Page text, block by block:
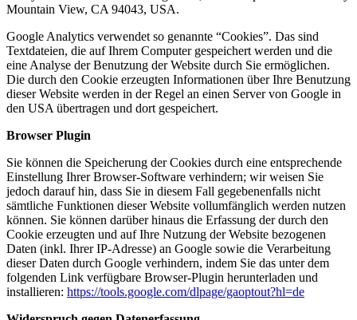
Mountain View, CA 94043, USA.
Google Analytics verwendet so genannte “Cookies”. Das sind
Textdateien, die auf Ihrem Computer gespeichert werden und die
eine Analyse der Benutzung der Website durch Sie ermöglichen.
Die durch den Cookie erzeugten Informationen über Ihre Benutzung
dieser Website werden in der Regel an einen Server von Google in
den USA übertragen und dort gespeichert.
Browser Plugin
Sie können die Speicherung der Cookies durch eine entsprechende
Einstellung Ihrer Browser-Software verhindern; wir weisen Sie
jedoch darauf hin, dass Sie in diesem Fall gegebenenfalls nicht
sämtliche Funktionen dieser Website vollumfänglich werden nutzen
können. Sie können darüber hinaus die Erfassung der durch den
Cookie erzeugten und auf Ihre Nutzung der Website bezogenen
Daten (inkl. Ihrer IP-Adresse) an Google sowie die Verarbeitung
dieser Daten durch Google verhindern, indem Sie das unter dem
folgenden Link verfügbare Browser-Plugin herunterladen und
installieren: https://tools.google.com/dlpage/gaoptout?hl=de